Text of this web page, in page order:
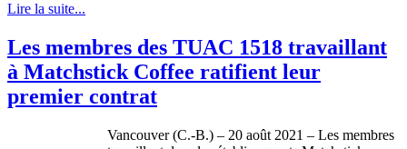
Lire la suite...
Les membres des TUAC 1518 travaillant
à Matchstick Coffee ratifient leur
premier contrat
Vancouver (C.-B.) – 20 août 2021 – Les membres